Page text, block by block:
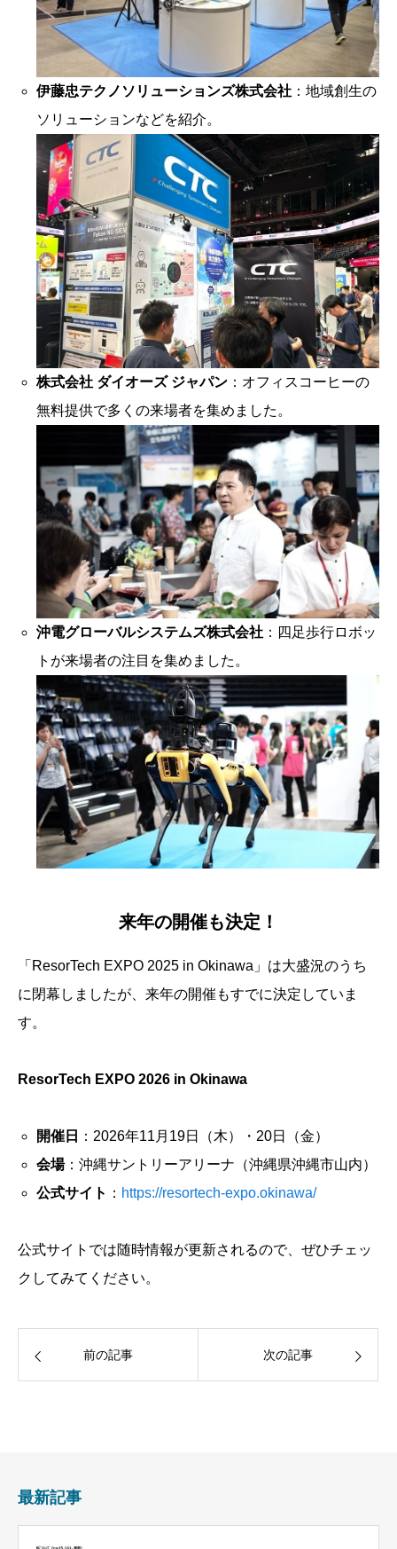
伊藤忠テクノソリューションズ株式会社：地域創生の
ソリューションなどを紹介。
株式会社 ダイオーズ ジャパン：オフィスコーヒーの
無料提供で多くの来場者を集めました。
沖電グローバルシステムズ株式会社：四足歩行ロボッ
トが来場者の注目を集めました。
来年の開催も決定！
「ResorTech EXPO 2025 in Okinawa」は大盛況のうち
に閉幕しましたが、来年の開催もすでに決定していま
す。
ResorTech EXPO 2026 in Okinawa
開催日
：2026年11月19日（木）・20日（金）
会場：沖縄サントリーアリーナ（沖縄県沖縄市山内）
公式サイト ： https://resortech-expo.okinawa/
公式サイトでは随時情報が更新されるので、ぜひチェッ
クしてみてください。
前の記事 次の記事
最新記事